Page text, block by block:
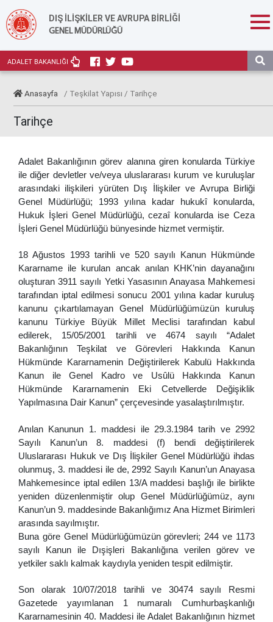
DIŞ İLİŞKİLER VE AVRUPA BİRLİĞİ
GENEL MÜDÜRLÜĞÜ
ADALET BAKANLIĞI
Anasayfa / Teşkilat Yapısı / Tarihçe
Tarihçe
Adalet Bakanlığının görev alanına giren konularda Türkiye
ile diğer devletler ve/veya uluslararası kurum ve kuruluşlar
arasındaki ilişkileri yürüten
Dış İlişkiler ve Avrupa Birliği
Genel Müdürlüğü; 1993 yılına kadar hukukî konularda,
Hukuk İşleri Genel Müdürlüğü, cezaî konularda ise Ceza
İşleri Genel Müdürlüğü bünyesinde hizmet vermiştir.
18 Ağustos 1993 tarihli ve 520 sayılı Kanun Hükmünde
Kararname ile kurulan ancak anılan KHK’nin dayanağını
oluşturan 3911 sayılı Yetki Yasasının Anayasa Mahkemesi
tarafından iptal edilmesi sonucu 2001 yılına kadar kuruluş
kanunu çıkartılamayan Genel Müdürlüğümüzün kuruluş
kanunu Türkiye Büyük Millet Meclisi tarafından kabul
edilerek, 15/05/2001 tarihli ve 4674 sayılı “Adalet
Bakanlığının Teşkilat ve Görevleri Hakkında Kanun
Hükmünde Kararnamenin Değiştirilerek Kabulü Hakkında
Kanun ile Genel Kadro ve Usûlü Hakkında Kanun
Hükmünde Kararnamenin Eki Cetvellerde Değişiklik
Yapılmasına Dair Kanun” çerçevesinde yasalaştırılmıştır.
Anılan Kanunun 1. maddesi ile 29.3.1984 tarih ve 2992
Sayılı Kanun’un 8. maddesi (f) bendi değiştirilerek
Uluslararası Hukuk ve Dış İlişkiler Genel Müdürlüğü ihdas
olunmuş, 3. maddesi ile de, 2992 Sayılı Kanun’un Anayasa
Mahkemesince iptal edilen 13/A maddesi başlığı ile birlikte
yeniden düzenlenmiştir olup Genel Müdürlüğümüz, aynı
Kanun’un 9. maddesinde Bakanlığımız Ana Hizmet Birimleri
arasında sayılmıştır.
Buna göre Genel Müdürlüğümüzün görevleri; 244 ve 1173
sayılı Kanun ile Dışişleri Bakanlığına verilen görev ve
yetkiler saklı kalmak kaydıyla yeniden tespit edilmiştir.
Son olarak 10/07/2018 tarihli ve 30474 sayılı Resmi
Gazetede yayımlanan 1 numaralı Cumhurbaşkanlığı
Kararnamesinin 40. Maddesi ile Adalet Bakanlığının hizmet